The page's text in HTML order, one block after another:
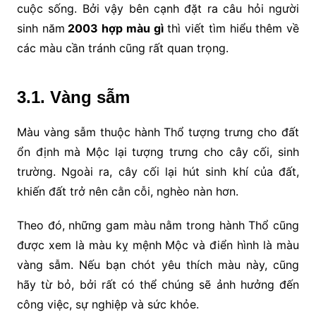
cuộc sống. Bởi vậy bên cạnh đặt ra câu hỏi người
sinh năm 2003 hợp màu gìthì viết tìm hiểu thêm về
các màu cần tránh cũng rất quan trọng.
3.1. Vàng sẫm
Màu vàng sẫm thuộc hành Thổ tượng trưng cho đất
ổn định mà Mộc lại tượng trưng cho cây cối, sinh
trường. Ngoài ra, cây cối lại hút sinh khí của đất,
khiến đất trở nên cằn cỗi, nghèo nàn hơn.
Theo đó, những gam màu nằm trong hành Thổ cũng
được xem là màu kỵ mệnh Mộc và điển hình là màu
vàng sẫm. Nếu bạn chót yêu thích màu này, cũng
hãy từ bỏ, bởi rất có thể chúng sẽ ảnh hưởng đến
công việc, sự nghiệp và sức khỏe.